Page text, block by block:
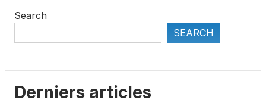
Search
SEARCH
Derniers articles